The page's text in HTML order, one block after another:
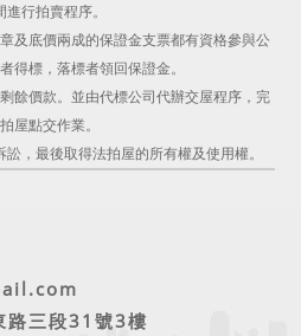
進行拍賣程序。
及底價兩成的保證金支票都有資格參與公
得標，落標者領回保證金。
餘價款。並由代標公司代辦交屋程序，完
屋點交作業。
，最後取得法拍屋的所有權及使用權。
路三段31號3樓